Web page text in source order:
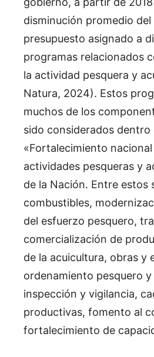
disminución promedio del
presupuesto asignado a
programas relacionados
la actividad pesquera y
Natura, 2024). Estos
muchos de los
sido considerados
«Fortalecimiento nacional
actividades pesqueras y
de la Nación. Entre estos
combustibles,
del esfuerzo pesquero,
comercialización de
de la acuicultura, obras y
ordenamiento pesquero y
inspección y vigilancia,
productivas, fomento al
fortalecimiento de